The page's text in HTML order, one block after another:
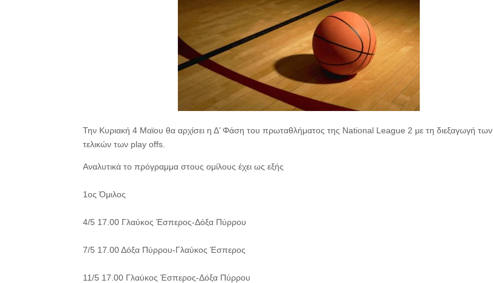
Την Κυριακή 4 Μαϊου θα αρχίσει η Δ’ Φάση του πρωταθλήματος της National League 2 με τη διεξαγωγή των
τελικών των play offs.
Αναλυτικά το πρόγραμμα στους ομίλους έχει ως εξής
1ος Όμιλος
4/5 17.00 Γλαύκος Έσπερος-Δόξα Πύρρου
7/5 17.00 Δόξα Πύρρου-Γλαύκος Έσπερος
11/5 17.00 Γλαύκος Έσπερος-Δόξα Πύρρου